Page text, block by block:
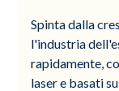
Spinta dalla
l'industria
rapidamente,
laser e basati